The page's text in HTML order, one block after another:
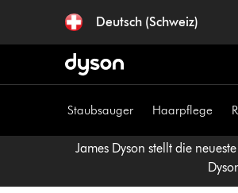
überspringen
Deutsch (Schweiz)
Staubsauger Haarpflege
James Dyson stellt die